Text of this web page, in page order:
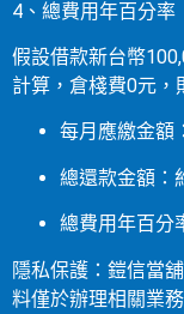
4、總費用年百分率
假設借款新台幣
計算，倉棧費0元，
每月應繳金額
總還款金額：
總費用年百分
隱私保護：鎧信當
料僅於辦理相關業